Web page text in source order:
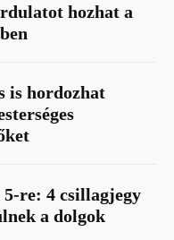
hozhat a
is hordozhat
re: 4 csillagjegy
a dolgok